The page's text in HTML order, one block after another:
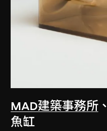
MAD建築事務所 、
魚缸